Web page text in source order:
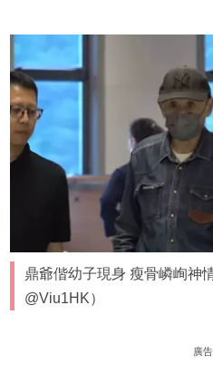
鼎爺偕幼子現身 瘦骨嶙峋神
@Viu1HK）
廣告